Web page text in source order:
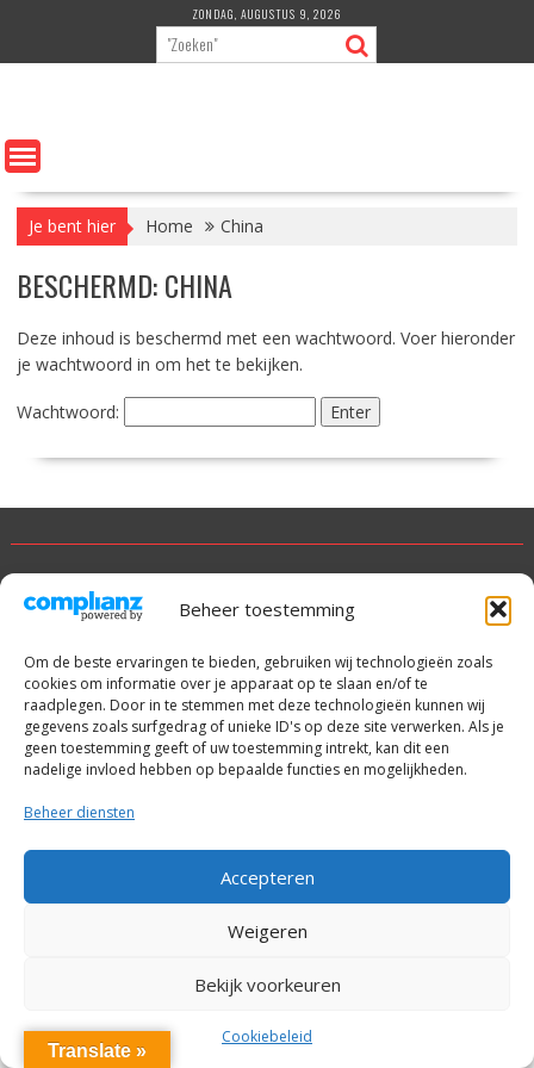
Beheer toestemming
Om de beste ervaringen te bieden, gebruiken wij technologieën zoals
cookies om informatie over je apparaat op te slaan en/of te
raadplegen. Door in te stemmen met deze technologieën kunnen wij
gegevens zoals surfgedrag of unieke ID's op deze site verwerken. Als je
geen toestemming geeft of uw toestemming intrekt, kan dit een
nadelige invloed hebben op bepaalde functies en mogelijkheden.
Beheer diensten
Accepteren
Weigeren
Bekijk voorkeuren
Cookiebeleid
de
ZONDAG, AUGUSTUS 9, 2026
Je bent hier Home China
BESCHERMD: CHINA
Deze inhoud is beschermd met een wachtwoord. Voer hieronder
je wachtwoord in om het te bekijken.
Wachtwoord:
© alle rechten voorbehouden
Met trots aangedreven door WordPress
| Thema: SuperNews
door
Acme Themes
Translate »